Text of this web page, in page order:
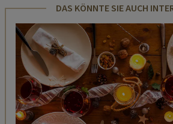
DAS KÖNNTE SIE AUCH